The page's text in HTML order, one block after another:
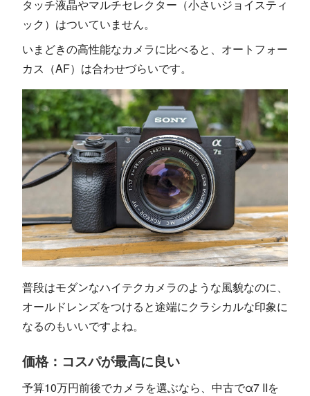
タッチ液晶やマルチセレクター（小さいジョイスティ
ック）はついていません。
いまどきの高性能なカメラに比べると、オートフォー
カス（AF）は合わせづらいです。
普段はモダンなハイテクカメラのような風貌なのに、
オールドレンズをつけると途端にクラシカルな印象に
なるのもいいですよね。
価格：コスパが最高に良い
予算10万円前後でカメラを選ぶなら、中古でα7 IIを